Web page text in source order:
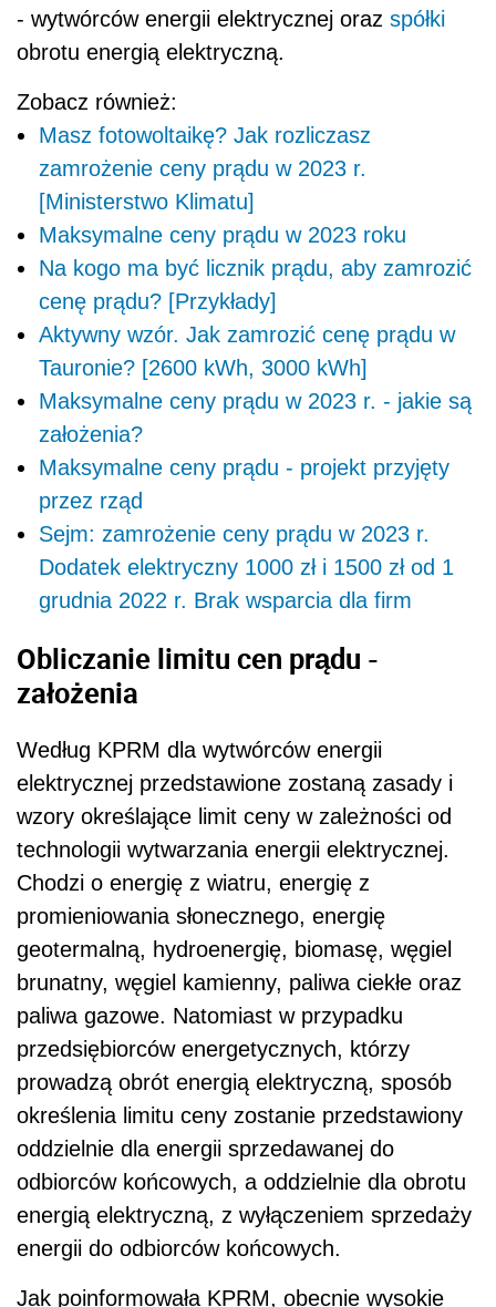
- wytwórców energii elektrycznej oraz spółki
obrotu energią elektryczną.
Zobacz również:
Masz fotowoltaikę? Jak rozliczasz
zamrożenie ceny prądu w 2023 r.
[Ministerstwo Klimatu]
Maksymalne ceny prądu w 2023 roku
Na kogo ma być licznik prądu, aby zamrozić
cenę prądu? [Przykłady]
Aktywny wzór. Jak zamrozić cenę prądu w
Tauronie? [2600 kWh, 3000 kWh]
Maksymalne ceny prądu w 2023 r. - jakie są
założenia?
Maksymalne ceny prądu - projekt przyjęty
przez rząd
Sejm: zamrożenie ceny prądu w 2023 r.
Dodatek elektryczny 1000 zł i 1500 zł od 1
grudnia 2022 r. Brak wsparcia dla firm
Obliczanie limitu cen prądu -
założenia
Według KPRM dla wytwórców energii
elektrycznej przedstawione zostaną zasady i
wzory określające limit ceny w zależności od
technologii wytwarzania energii elektrycznej.
Chodzi o energię z wiatru, energię z
promieniowania słonecznego, energię
geotermalną, hydroenergię, biomasę, węgiel
brunatny, węgiel kamienny, paliwa ciekłe oraz
paliwa gazowe. Natomiast w przypadku
przedsiębiorców energetycznych, którzy
prowadzą obrót energią elektryczną, sposób
określenia limitu ceny zostanie przedstawiony
oddzielnie dla energii sprzedawanej do
odbiorców końcowych, a oddzielnie dla obrotu
energią elektryczną, z wyłączeniem sprzedaży
energii do odbiorców końcowych.
Jak poinformowała KPRM, obecnie wysokie